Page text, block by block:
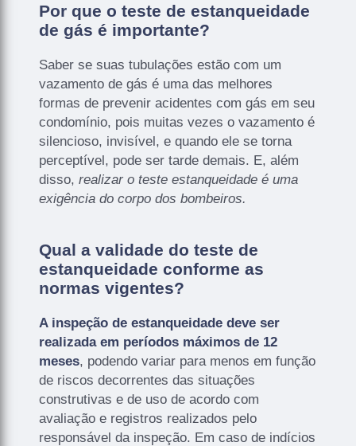
Por que o teste de estanqueidade
de gás é importante?
Saber se suas tubulações estão com um
vazamento de gás é uma das melhores
formas de prevenir acidentes com gás em seu
condomínio, pois muitas vezes o vazamento é
silencioso, invisível, e quando ele se torna
perceptível, pode ser tarde demais. E, além
disso,realizar o teste estanqueidade é uma
exigência do corpo dos bombeiros.
Qual a validade do teste de
estanqueidade conforme as
normas vigentes?
A inspeção de estanqueidade deve ser
realizada em períodos máximos de 12
meses, podendo variar para menos em função
de riscos decorrentes das situações
construtivas e de uso de acordo com
avaliação e registros realizados pelo
responsável da inspeção. Em caso de indícios